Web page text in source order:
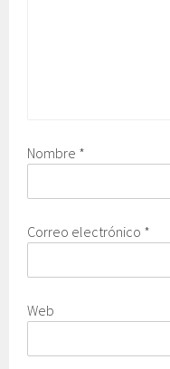
Nombre *
Correo electrónico *
Web